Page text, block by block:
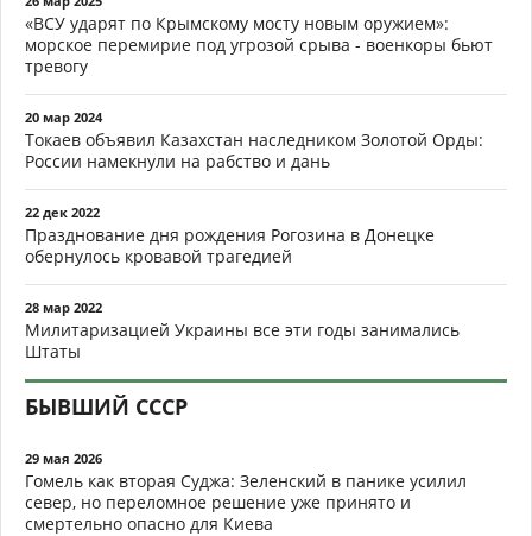
«ВСУ ударят по Крымскому мосту новым оружием»:
морское перемирие под угрозой срыва - военкоры бьют
тревогу
20 мар 2024
Токаев объявил Казахстан наследником Золотой Орды:
России намекнули на рабство и дань
22 дек 2022
Празднование дня рождения Рогозина в Донецке
обернулось кровавой трагедией
28 мар 2022
Милитаризацией Украины все эти годы занимались
Штаты
БЫВШИЙ СССР
29 мая 2026
Гомель как вторая Суджа: Зеленский в панике усилил
север, но переломное решение уже принято и
смертельно опасно для Киева